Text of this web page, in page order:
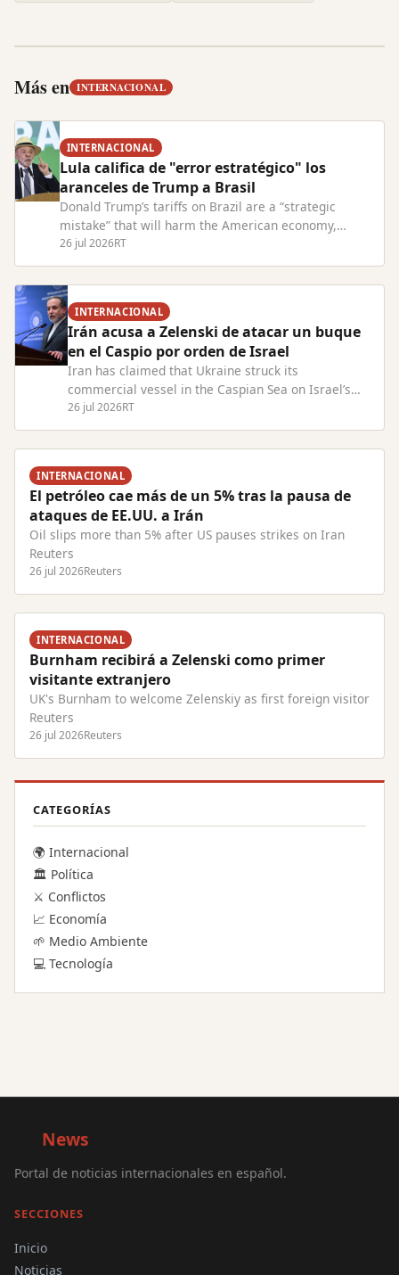
Más en INTERNACIONAL
INTERNACIONAL
Lula califica de "error estratégico" los
aranceles de Trump a Brasil
Donald Trump’s tariffs on Brazil are a “strategic
mistake” that will harm the American economy,
President Lula has warned. Read Full Article at
RT.com
26 jul 2026RT
INTERNACIONAL
Irán acusa a Zelenski de atacar un buque
en el Caspio por orden de Israel
Iran has claimed that Ukraine struck its
commercial vessel in the Caspian Sea on Israel’s
behalf Read Full Article at RT.com
26 jul 2026RT
INTERNACIONAL
El petróleo cae más de un 5% tras la pausa de
ataques de EE.UU. a Irán
Oil slips more than 5% after US pauses strikes on Iran
Reuters
26 jul 2026Reuters
INTERNACIONAL
Burnham recibirá a Zelenski como primer
visitante extranjero
UK's Burnham to welcome Zelenskiy as first foreign visitor
Reuters
26 jul 2026Reuters
CATEGORÍAS
🌍 Internacional
🏛️ Política
⚔️ Conflictos
📈 Economía
🌱 Medio Ambiente
💻 Tecnología
News
Portal de noticias internacionales en español.
SECCIONES
Inicio
Noticias